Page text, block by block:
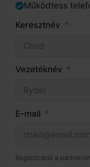
Működtess
Keresztnév
Vezetéknév
E-mail
Regisztráció a